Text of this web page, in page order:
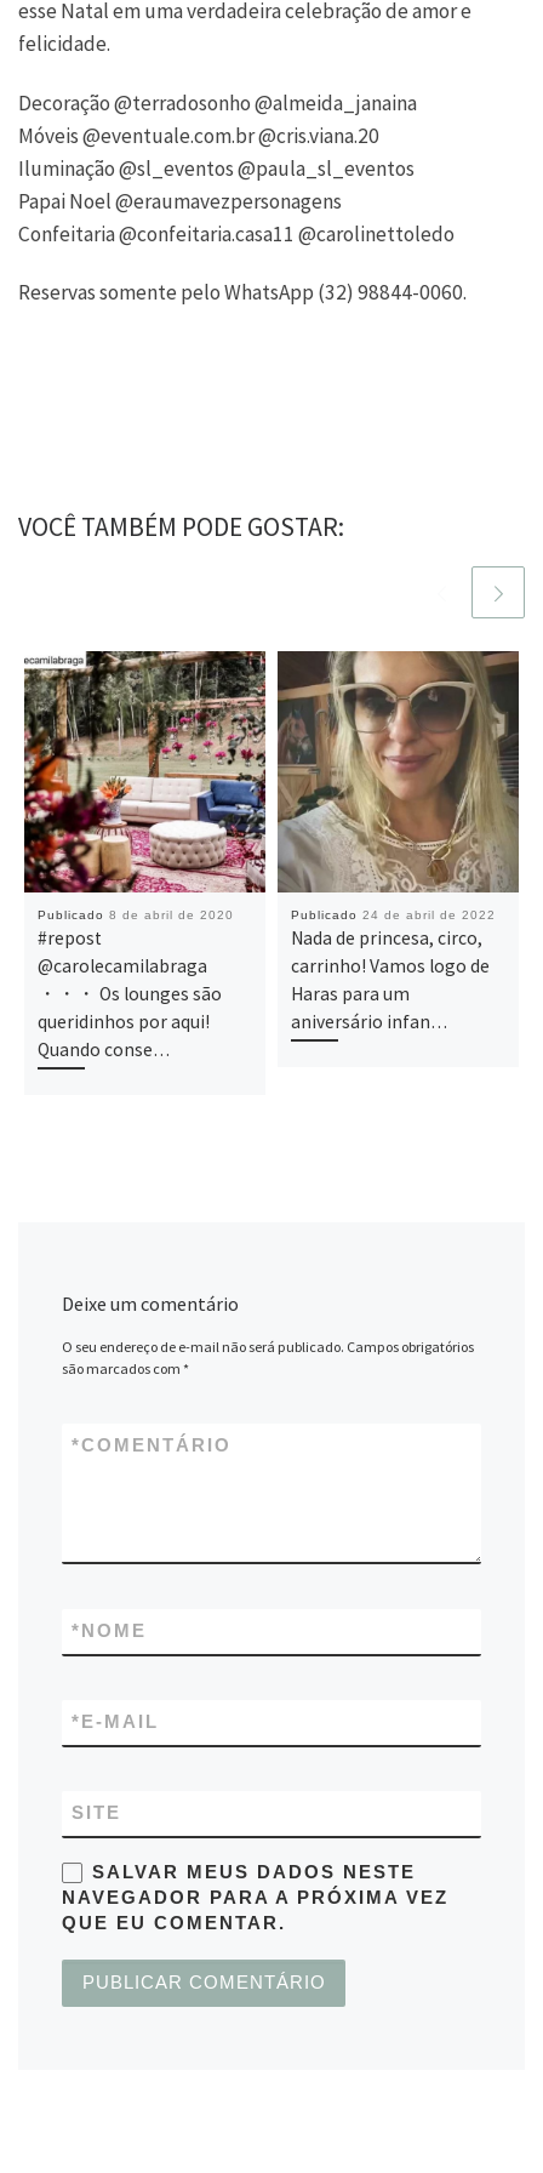
esse Natal em uma verdadeira celebração de amor e
felicidade.
Decoração @terradosonho @almeida_janaina
Móveis @eventuale.com.br @cris.viana.20
Iluminação @sl_eventos @paula_sl_eventos
Papai Noel @eraumavezpersonagens
Confeitaria @confeitaria.casa11 @carolinettoledo
Reservas somente pelo WhatsApp (32) 98844-0060.
VOCÊ TAMBÉM PODE GOSTAR:
Publicado8 de abril de 2020
#repost
@carolecamilabraga
・・・ Os lounges são
queridinhos por aqui!
Quando conse…
Publicado24 de abril de 2022
Nada de princesa, circo,
carrinho! Vamos logo de
Haras para um
aniversário infan…
Deixe um comentário
O seu endereço de e-mail não será publicado. Campos obrigatórios
são marcados com*
COMENTÁRIO
*
NOME
*
E-MAIL
*
SITE
SALVAR MEUS DADOS NESTE
NAVEGADOR PARA A PRÓXIMA VEZ
QUE EU COMENTAR.